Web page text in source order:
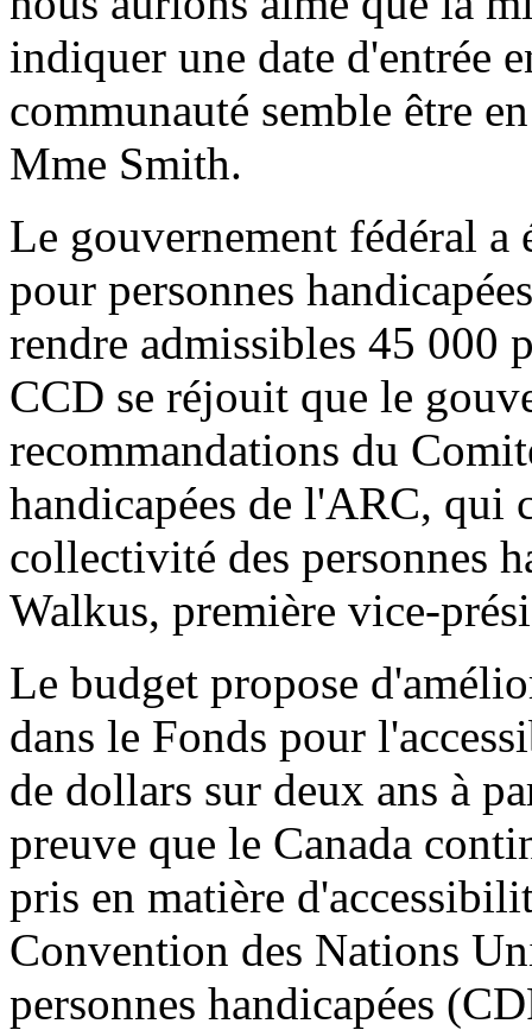
indiquer une date d'entrée
communauté semble être
Mme Smith.
Le gouvernement fédéral
pour personnes
rendre admissibles 45 000
CCD se réjouit que le
recommandations du
handicapées de l'ARC, qui
collectivité des personnes
Walkus, première vice-
Le budget propose
dans le Fonds pour
de dollars sur deux ans à
preuve que le Canada
pris en matière
Convention des Nations
personnes handicapées